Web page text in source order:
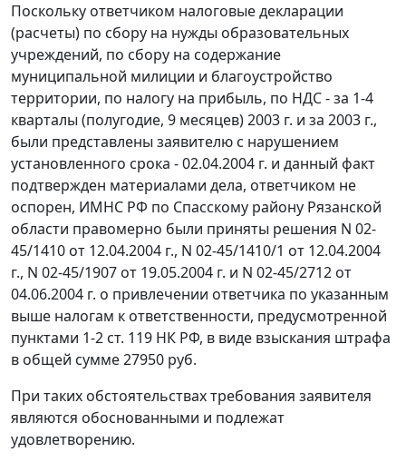
Поскольку ответчиком налоговые декларации
(расчеты) по сбору на нужды образовательных
учреждений, по сбору на содержание
муниципальной милиции и благоустройство
территории, по налогу на прибыль, по НДС - за 1-4
кварталы (полугодие, 9 месяцев) 2003 г. и за 2003 г.,
были представлены заявителю с нарушением
установленного срока - 02.04.2004 г. и данный факт
подтвержден материалами дела, ответчиком не
оспорен, ИМНС РФ по Спасскому району Рязанской
области правомерно были приняты решения N 02-
45/1410 от 12.04.2004 г., N 02-45/1410/1 от 12.04.2004
г., N 02-45/1907 от 19.05.2004 г. и N 02-45/2712 от
04.06.2004 г. о привлечении ответчика по указанным
выше налогам к ответственности, предусмотренной
пунктами 1-2 ст. 119 НК РФ, в виде взыскания штрафа
в общей сумме 27950 руб.
При таких обстоятельствах требования заявителя
являются обоснованными и подлежат
удовлетворению.